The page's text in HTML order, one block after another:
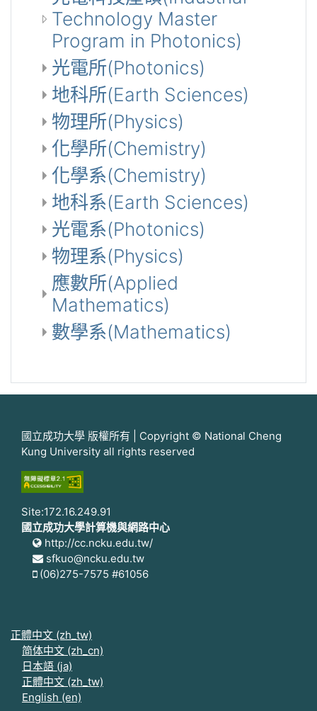
Technology Master
Program in Photonics)
光電所(Photonics)
地科所(Earth Sciences)
物理所(Physics)
化學所(Chemistry)
化學系(Chemistry)
地科系(Earth Sciences)
光電系(Photonics)
物理系(Physics)
應數所(Applied
Mathematics)
數學系(Mathematics)
國立成功大學 版權所有 | Copyright © National Cheng
Kung University all rights reserved
Site:172.16.249.91
國立成功大學計算機與網路中心
http://cc.ncku.edu.tw/
sfkuo@ncku.edu.tw
(06)275-7575 #61056
正體中文 ‎(zh_tw)‎
简体中文 ‎(zh_cn)‎
日本語 ‎(ja)‎
正體中文 ‎(zh_tw)‎
English ‎(en)‎